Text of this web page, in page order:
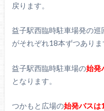
戻ります。
益子駅西臨時駐車場発の
がそれぞれ18本ずつありま
益子駅西臨時駐車場の始発
となります。
つかもと広場の始発バスは